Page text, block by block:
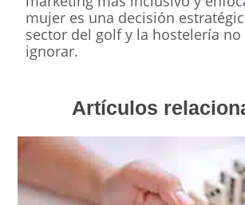
mujer es una decisión
sector del golf y la hostelería no
ignorar.
Artículos